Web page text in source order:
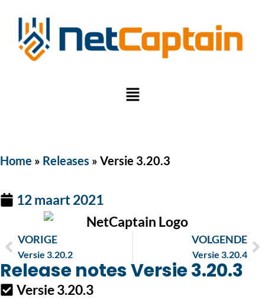
Home » Releases » Versie 3.20.3
12 maart 2021
VORIGE
Versie 3.20.2
VOLGENDE
Versie 3.20.4
Release notes Versie 3.20.3
Versie 3.20.3